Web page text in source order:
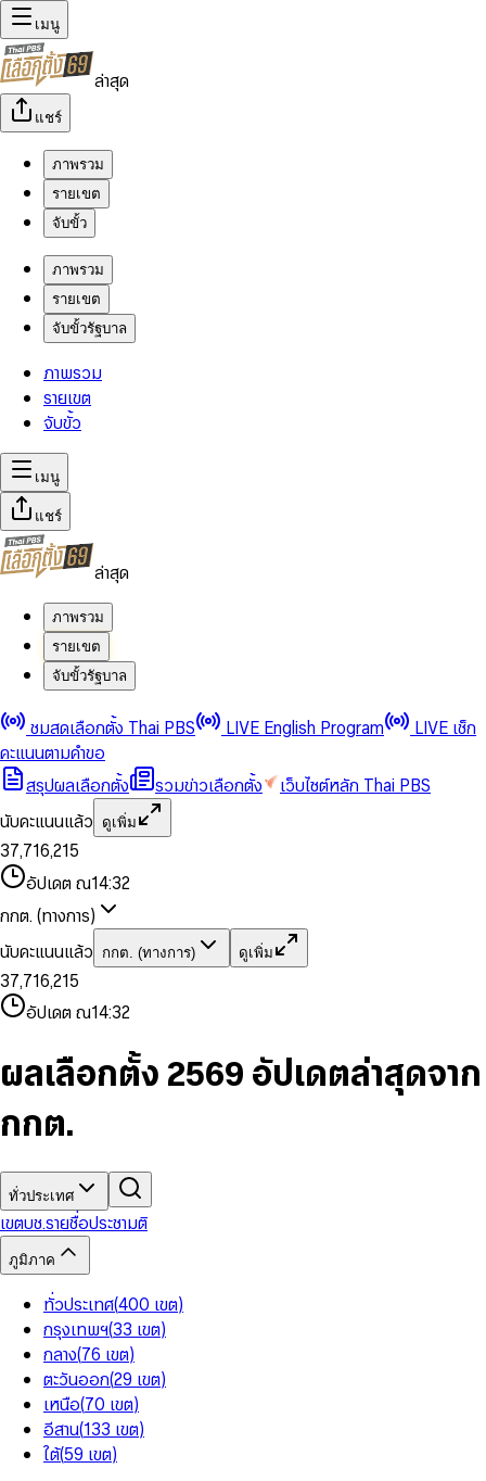
เมนู
ล่าสุด
แชร์
ภาพรวม
รายเขต
จับขั้ว
ภาพรวม
รายเขต
จับขั้วรัฐบาล
ภาพรวม
รายเขต
จับขั้ว
เมนู
แชร์
ล่าสุด
ภาพรวม
รายเขต
จับขั้วรัฐบาล
ชมสดเลือกตั้ง Thai PBS LIVE English Program
LIVE เช็ก
คะแนนตามคำขอ
สรุปผลเลือกตั้ง
รวมข่าวเลือกตั้ง
เว็บไซต์หลัก Thai PBS
นับคะแนนแล้ว
ดูเพิ่ม
0
1
2
3
4
5
6
8
9
0
1
2
3
4
5
6
7
8
9
,
0
1
2
4
6
7
8
9
0
1
2
3
4
5
6
7
8
9
0
1
3
5
6
7
8
9
,
1
2
4
5
7
8
9
0
1
3
4
6
7
8
9
0
2
3
4
5
7
8
อัปเดต ณ14:32
กกต. (ทางการ)
นับคะแนนแล้ว
กกต. (ทางการ) ดูเพิ่ม
0
1
2
3
4
5
7
8
0
1
2
4
5
6
7
8
9
,
0
1
2
4
6
7
8
9
0
1
2
3
5
6
8
9
0
1
3
5
6
7
8
,
1
2
4
6
7
9
0
1
3
5
6
8
9
0
2
3
4
5
7
9
อัปเดต ณ14:32
ผลเลือกตั้ง 2569 อัปเดตล่าสุดจาก
กกต.
ทั่วประเทศ
เขตบช.รายชื่อประชามติ
ภูมิภาค
ทั่วประเทศ(400 เขต)
กรุงเทพฯ(33 เขต)
กลาง(76 เขต)
ตะวันออก(29 เขต)
เหนือ(70 เขต)
อีสาน(133 เขต)
ใต้(59 เขต)